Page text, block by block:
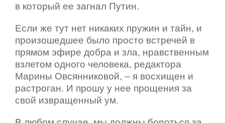
в который ее загнал Путин.
Если же тут нет никаких пружин и тайн, и
произошедшее было просто встречей в
прямом эфире добра и зла, нравственным
взлетом одного человека, редактора
Марины Овсянниковой, – я восхищен и
растроган. И прошу у нее прощения за
свой извращенный ум.